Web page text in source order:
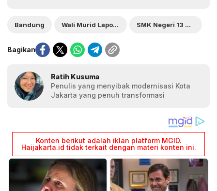
Bandung Wali Murid Laporkan Dugaan Pungli SMK Negeri 13 Bandung
Bagikan
Ratih Kusuma
Penulis yang menyibak modernisasi Kota
Jakarta yang penuh transformasi